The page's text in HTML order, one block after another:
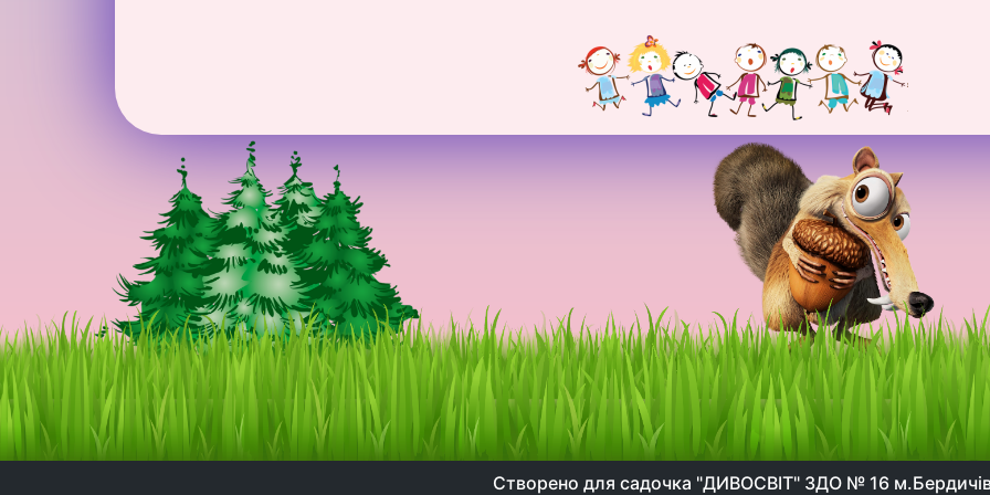
Створено для садочка "ДИВОСВІТ" ЗДО № 16